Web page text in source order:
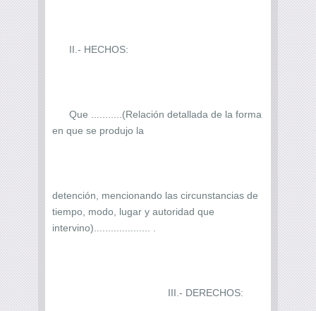
II.- HECHOS:
Que ...........(Relación detallada de la forma
en que se produjo la
detención, mencionando las circunstancias de
tiempo, modo, lugar y autoridad que
intervino).................... .
III.- DERECHOS: